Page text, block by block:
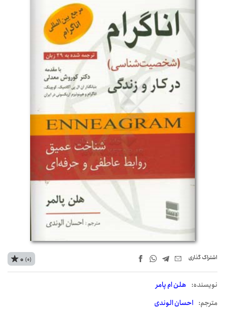
اشتراک‌ گذاری
نويسنده: هلن ام پامر
مترجم: احسان الوندی
0 (0)